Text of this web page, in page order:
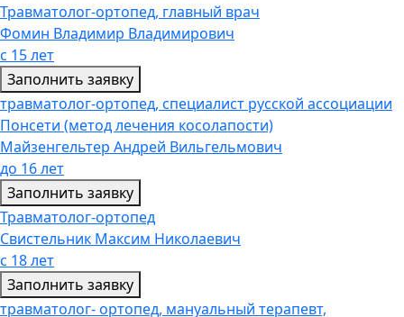
Травматолог-ортопед, главный врач
Фомин Владимир Владимирович
с 15 лет
Заполнить заявку
травматолог-ортопед, специалист русской ассоциации
Понсети (метод лечения косолапости)
Майзенгельтер Андрей Вильгельмович
до 16 лет
Заполнить заявку
Травматолог-ортопед
Свистельник Максим Николаевич
с 18 лет
Заполнить заявку
травматолог- ортопед, мануальный терапевт,